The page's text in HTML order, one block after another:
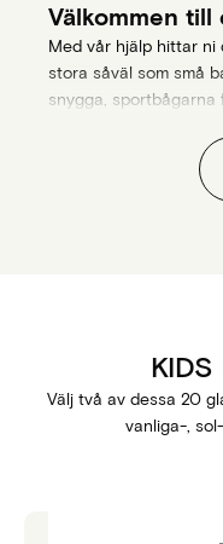
Välkommen till
Med vår hjälp hittar
stora såväl som små
snygga,
Vi vet att utseende
känsligt. Tack vare
Hör av er till er lokala
eller om ni har några
Välj två av dessa 20
vanliga-,